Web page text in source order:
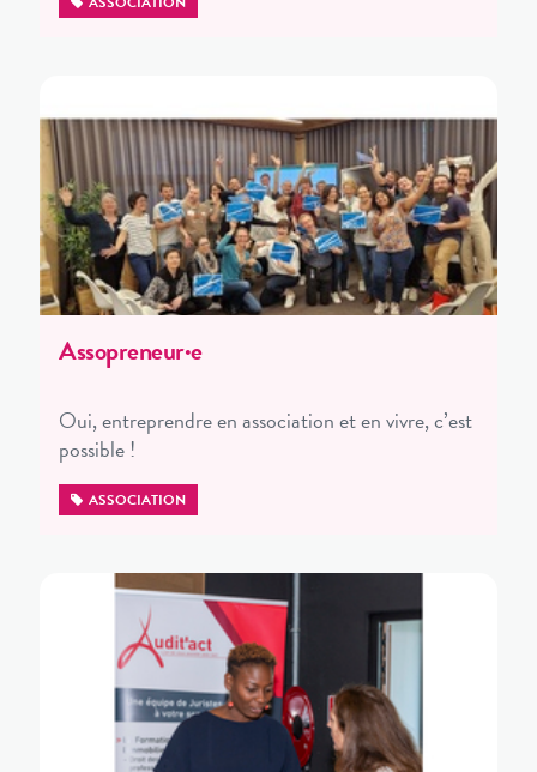
Assopreneur·e
Oui, entreprendre en association et en vivre, c’est
possible !
ASSOCIATION